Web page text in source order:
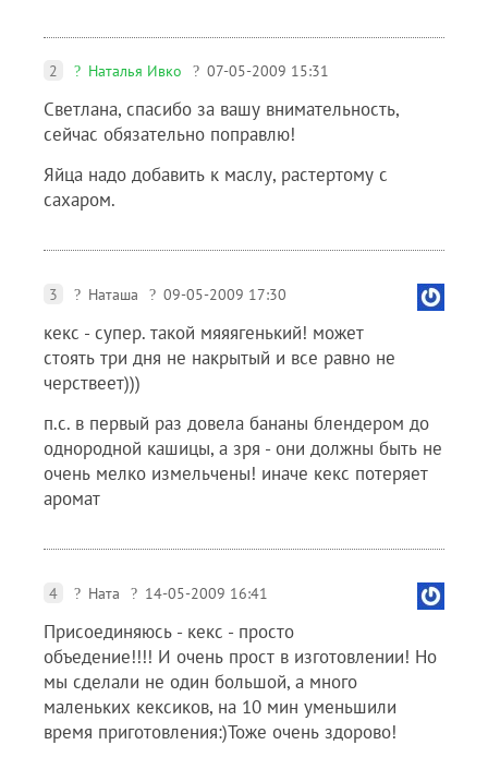
2 Наталья Ивко 07-05-2009 15:31
Светлана, спасибо за вашу внимательность,
сейчас обязательно поправлю!
Яйца надо добавить к маслу, растертому с
сахаром.
3 Наташа 09-05-2009 17:30
кекс - супер. такой мяяягенький! может
стоять три дня не накрытый и все равно не
черствеет)))
п.с. в первый раз довела бананы блендером до
однородной кашицы, а зря - они должны быть не
очень мелко измельчены! иначе кекс потеряет
аромат
4 Ната 14-05-2009 16:41
Присоединяюсь - кекс - просто
объедение!!!! И очень прост в изготовлении! Но
мы сделали не один большой, а много
маленьких кексиков, на 10 мин уменьшили
время приготовления:)Тоже очень здорово!